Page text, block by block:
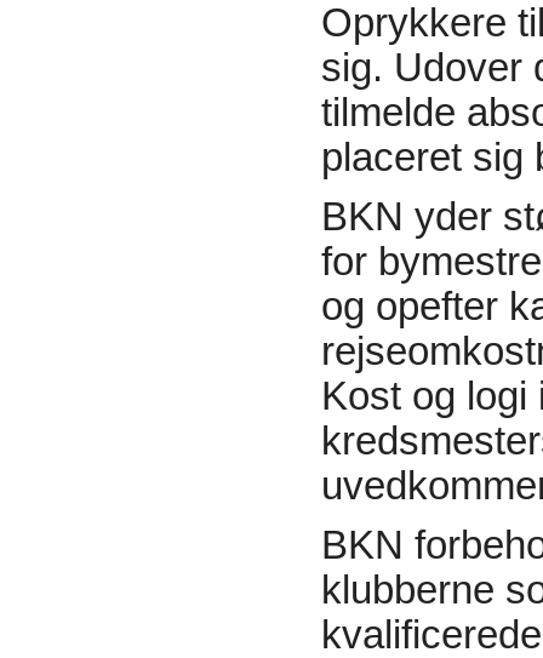
Oprykkere
sig. Udover
tilmelde
placeret sig
BKN yder
for
og opefter
Kost og logi
BKN
klubberne